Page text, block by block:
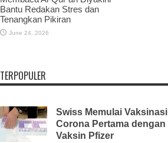
Bantu Redakan Stres dan
Tenangkan Pikiran
June 24, 2026
TERPOPULER
Swiss Memulai Vaksinasi
Corona Pertama dengan
Vaksin Pfizer